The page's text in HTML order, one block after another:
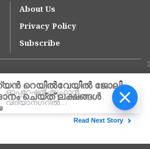
About Us
Privacy Policy
Subscribe
ഓപ്പറേഷൻ തൂഫാൻ;
വിദ്യാനഗറിൽ
എംഡിഎംഎയുമായി 3
യുവാക്കൾ അറസ്റ്റിൽ